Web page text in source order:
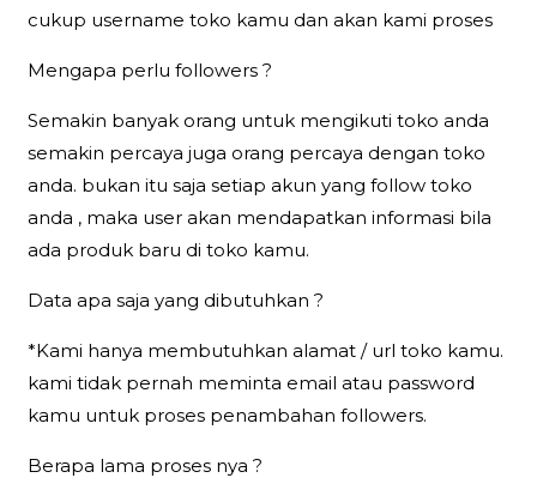
cukup username toko kamu dan akan kami proses
Mengapa perlu followers ?
Semakin banyak orang untuk mengikuti toko anda
semakin percaya juga orang percaya dengan toko
anda. bukan itu saja setiap akun yang follow toko
anda , maka user akan mendapatkan informasi bila
ada produk baru di toko kamu.
Data apa saja yang dibutuhkan ?
*Kami hanya membutuhkan alamat / url toko kamu.
kami tidak pernah meminta email atau password
kamu untuk proses penambahan followers.
Berapa lama proses nya ?